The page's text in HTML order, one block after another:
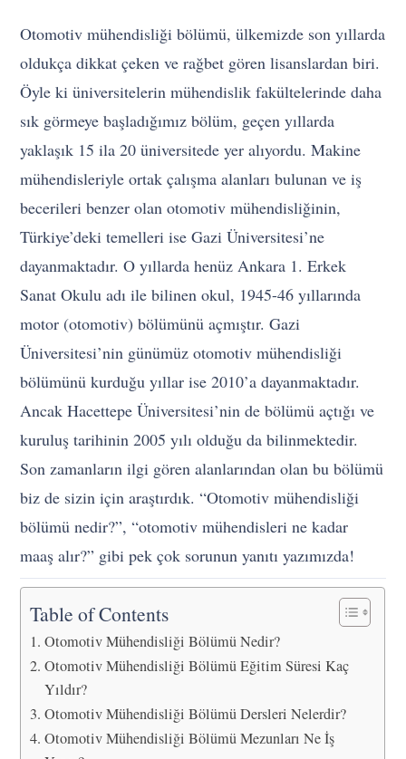
Otomotiv mühendisliği bölümü, ülkemizde son yıllarda
oldukça dikkat çeken ve rağbet gören lisanslardan biri.
Öyle ki üniversitelerin mühendislik fakültelerinde daha
sık görmeye başladığımız bölüm, geçen yıllarda
yaklaşık 15 ila 20 üniversitede yer alıyordu. Makine
mühendisleriyle ortak çalışma alanları bulunan ve iş
becerileri benzer olan otomotiv mühendisliğinin,
Türkiye’deki temelleri ise Gazi Üniversitesi’ne
dayanmaktadır. O yıllarda henüz Ankara 1. Erkek
Sanat Okulu adı ile bilinen okul, 1945-46 yıllarında
motor (otomotiv) bölümünü açmıştır. Gazi
Üniversitesi’nin günümüz otomotiv mühendisliği
bölümünü kurduğu yıllar ise 2010’a dayanmaktadır.
Ancak Hacettepe Üniversitesi’nin de bölümü açtığı ve
kuruluş tarihinin 2005 yılı olduğu da bilinmektedir.
Son zamanların ilgi gören alanlarından olan bu bölümü
biz de sizin için araştırdık. “Otomotiv mühendisliği
bölümü nedir?”, “otomotiv mühendisleri ne kadar
maaş alır?” gibi pek çok sorunun yanıtı yazımızda!
Table of Contents
Otomotiv Mühendisliği Bölümü Nedir?
Otomotiv Mühendisliği Bölümü Eğitim Süresi Kaç
Yıldır?
Otomotiv Mühendisliği Bölümü Dersleri Nelerdir?
Otomotiv Mühendisliği Bölümü Mezunları Ne İş